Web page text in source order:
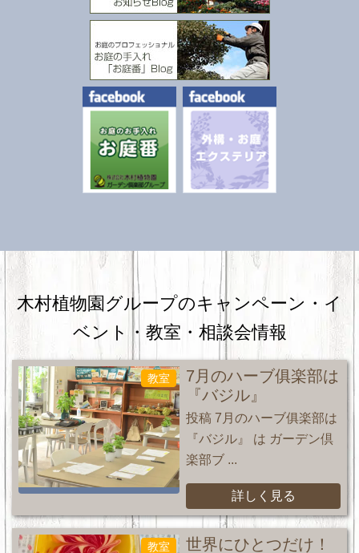
木村植物園グループのキャンペーン・ イ
ベント・教室・相談会情報
教室
7月のハーブ俱楽部は
『バジル』
投稿 7月のハーブ俱楽部は
『バジル』 は ガーデン倶
楽部ブ ...
詳しく見る
教室
世界にひとつだけ！